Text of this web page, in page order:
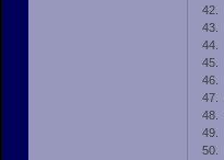
42.
43.
44.
45.
46.
47.
48.
49.
50.